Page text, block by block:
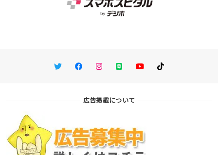
TwitterFacebookInstagram
LINE You TubeTikTok
広告掲載について